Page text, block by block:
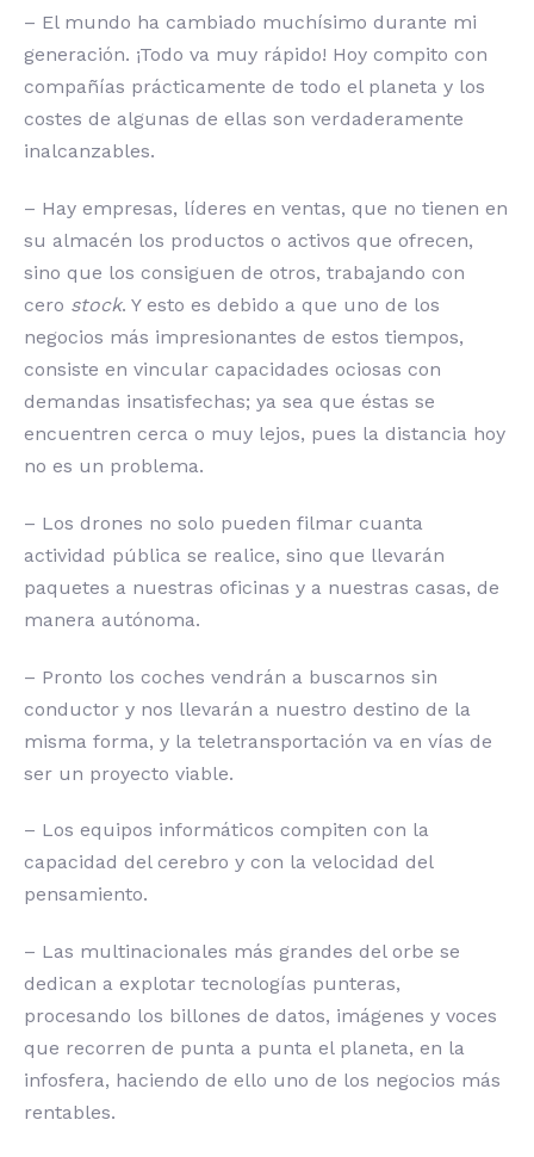
– El mundo ha cambiado muchísimo durante mi
generación. ¡Todo va muy rápido! Hoy compito con
compañías prácticamente de todo el planeta y los
costes de algunas de ellas son verdaderamente
inalcanzables.
– Hay empresas, líderes en ventas, que no tienen en
su almacén los productos o activos que ofrecen,
sino que los consiguen de otros, trabajando con
cero stock. Y esto es debido a que uno de los
negocios más impresionantes de estos tiempos,
consiste en vincular capacidades ociosas con
demandas insatisfechas; ya sea que éstas se
encuentren cerca o muy lejos, pues la distancia hoy
no es un problema.
– Los drones no solo pueden filmar cuanta
actividad pública se realice, sino que llevarán
paquetes a nuestras oficinas y a nuestras casas, de
manera autónoma.
– Pronto los coches vendrán a buscarnos sin
conductor y nos llevarán a nuestro destino de la
misma forma, y la teletransportación va en vías de
ser un proyecto viable.
– Los equipos informáticos compiten con la
capacidad del cerebro y con la velocidad del
pensamiento.
– Las multinacionales más grandes del orbe se
dedican a explotar tecnologías punteras,
procesando los billones de datos, imágenes y voces
que recorren de punta a punta el planeta, en la
infosfera, haciendo de ello uno de los negocios más
rentables.